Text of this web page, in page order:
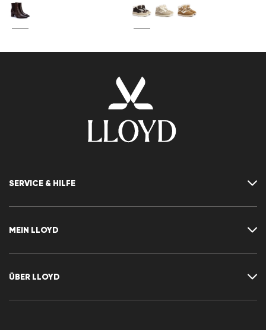
SERVICE & HILFE
Größentabelle
Rücksendung
MEIN LLOYD
Wunschliste
ÜBER LLOYD